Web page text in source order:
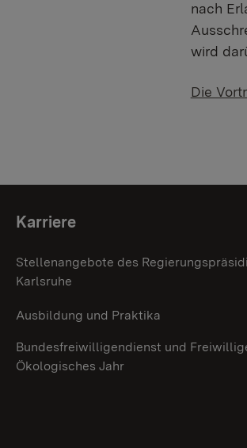
nach
wird
Die
Karriere
Stellenangebote des
Karlsruhe
Ausbildung und Praktika
Bundesfreiwilligendienst und
Ökologisches Jahr